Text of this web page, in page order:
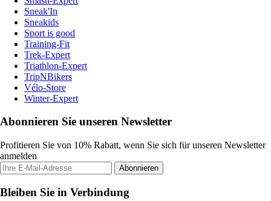
Sneak'In
Sneakids
Sport is good
Training-Fit
Trek-Expert
Triathlon-Expert
TripNBikers
Vélo-Store
Winter-Expert
Abonnieren Sie unseren Newsletter
Profitieren Sie von 10% Rabatt, wenn Sie sich für unseren Newsletter
anmelden
Abonnieren
Bleiben Sie in Verbindung